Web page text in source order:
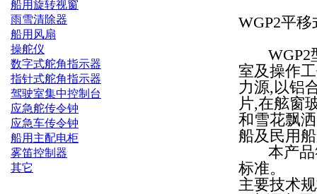
船用旋转视窗
雨雪清除器
船用风扇
操舵仪
数字式舵角指示器
指针式舵角指示器
驾驶室集中控制台
应急舵传令钟
应急车传令钟
船用主配电柜
雾笛控制器
其它
WGP2平
WGP2型
室及操作
力源,以铝
片,在舷窗
和雪花飘
船及民用
本产品符
标准。
主要技术